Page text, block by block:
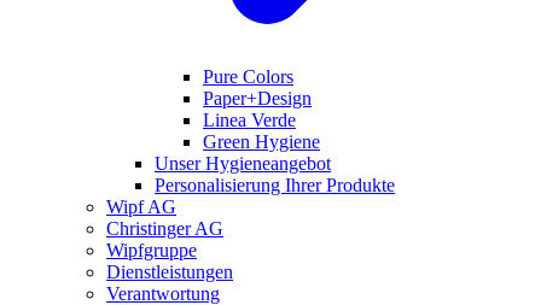
Pure Colors
Paper+Design
Linea Verde
Green Hygiene
Unser Hygieneangebot
Personalisierung Ihrer Produkte
Wipf AG
Christinger AG
Wipfgruppe
Dienstleistungen
Verantwortung